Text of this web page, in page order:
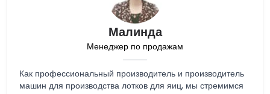
Малинда
Менеджер по продажам
Как профессиональный производитель и производитель
машин для производства лотков для яиц, мы стремимся